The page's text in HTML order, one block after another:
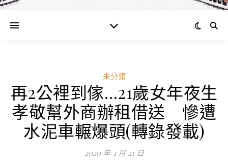
未分類
再2公裡到傢…21歲女年夜生
孝敬幫外商辦租借送 慘遭
水泥車輾爆頭(轉錄發載)
2020 年 4 月 21 日